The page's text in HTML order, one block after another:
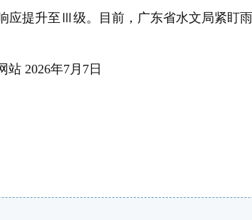
应提升至Ⅲ级。目前，广东省水文局紧盯
2026年7月7日